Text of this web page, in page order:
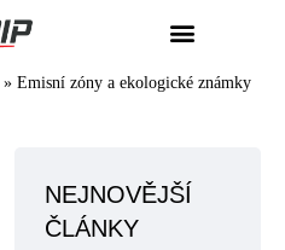
» Emisní zóny a ekologické známky
NEJNOVĚJŠÍ
ČLÁNKY